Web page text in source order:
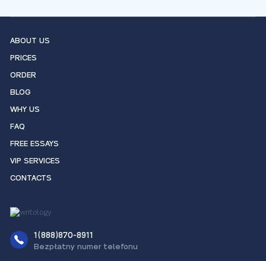
ABOUT US
PRICES
ORDER
BLOG
WHY US
FAQ
FREE ESSAYS
VIP SERVICES
CONTACTS
1(888)870-8911
Bezpłatny numer telefonu